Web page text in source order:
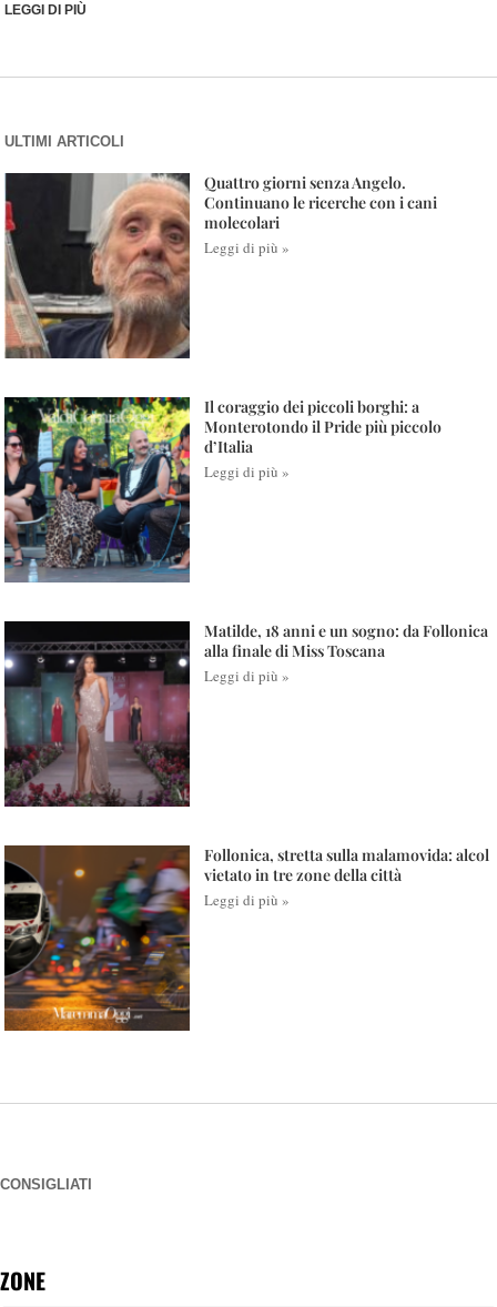
LEGGI DI PIÙ
ULTIMI ARTICOLI
Quattro giorni senza Angelo.
Continuano le ricerche con i cani
molecolari
Leggi di più »
Il coraggio dei piccoli borghi: a
Monterotondo il Pride più piccolo
d’Italia
Leggi di più »
Matilde, 18 anni e un sogno: da Follonica
alla finale di Miss Toscana
Leggi di più »
Follonica, stretta sulla malamovida: alcol
vietato in tre zone della città
Leggi di più »
CONSIGLIATI
ZONE